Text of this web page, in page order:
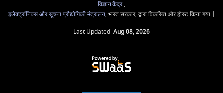
विज्ञान केंद्र,
इलेक्ट्रॉनिक्स और सूचना प्रौद्योगिकी मंत्रालय, भारत सरकार, द्वारा विकसित और होस्ट किया गया |
Last Updated: Aug 08, 2026